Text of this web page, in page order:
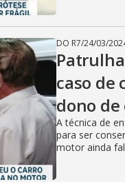
DO R7/24/03/
caso de
dono
A técnica de
para ser
motor ainda